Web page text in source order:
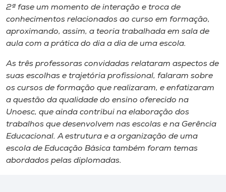
2ª fase um momento de interação e troca de
conhecimentos relacionados ao curso em formação,
aproximando, assim, a teoria trabalhada em sala de
aula com a prática do dia a dia de uma escola.
As três professoras convidadas relataram aspectos de
suas escolhas e trajetória profissional, falaram sobre
os cursos de formação que realizaram, e enfatizaram
a questão da qualidade do ensino oferecido na
Unoesc, que ainda contribui na elaboração dos
trabalhos que desenvolvem nas escolas e na Gerência
Educacional. A estrutura e a organização de uma
escola de Educação Básica também foram temas
abordados pelas diplomadas.